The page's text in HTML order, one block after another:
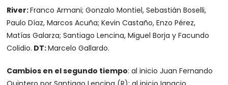
River:Franco Armani; Gonzalo Montiel, Sebastián Boselli,
Paulo Díaz, Marcos Acuña; Kevin Castaño, Enzo Pérez,
Matías Galarza; Santiago Lencina, Miguel Borja y Facundo
Colidio. DT:Marcelo Gallardo.
Cambios en el segundo tiempo: al inicio Juan Fernando